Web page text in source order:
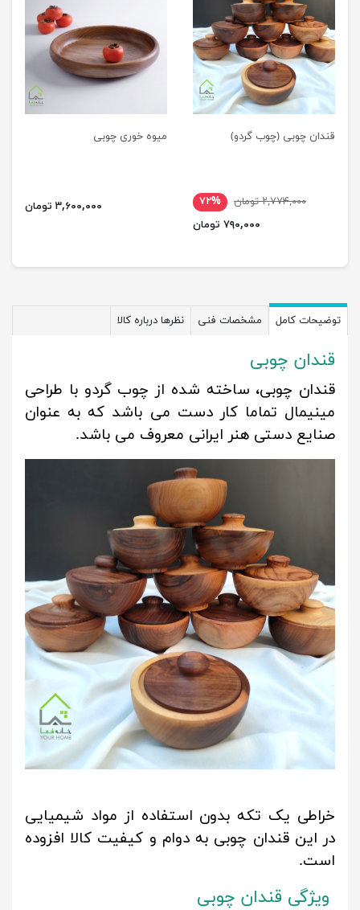
قندان چوبی (چوب گردو)
۲,۷۷۴,۰۰۰ تومان
۷۲%
۷۹۰,۰۰۰ تومان
میوه خوری چوبی
۳,۶۰۰,۰۰۰ تومان
توضیحات کامل مشخصات فنی نظرها درباره کالا
قندان چوبی
قندان چوبی، ساخته شده از چوب گردو با طراحی
مینیمال تماما کار دست می باشد که به عنوان
صنایع دستی هنر ایرانی معروف می باشد.
خراطی یک تکه بدون استفاده از مواد شیمیایی
در این قندان چوبی به دوام و کیفیت کالا افزوده
است.
ویژگی قندان چوبی